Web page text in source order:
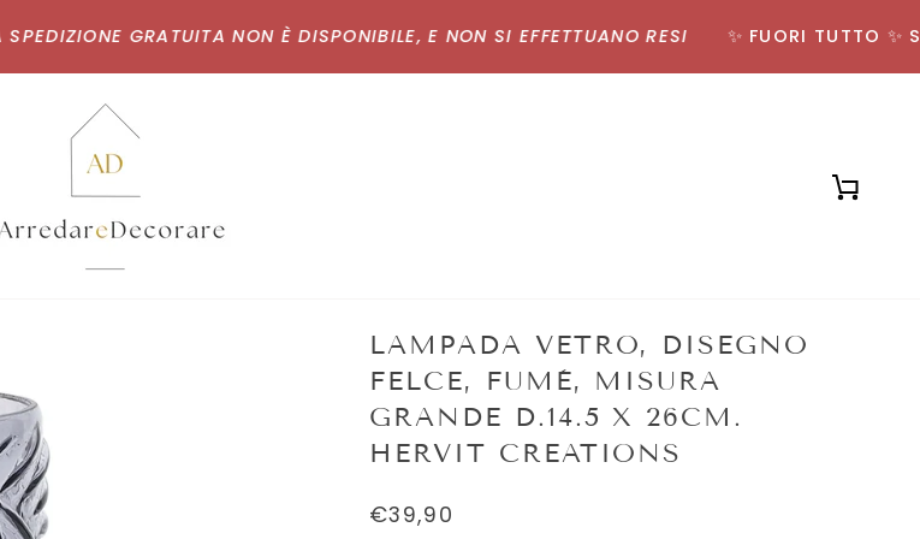
GRATUITA NON È DISPONIBILE, E NON SI EFFETTUANO RESI ✨ FUORI TUTTO ✨
LAMPADA VETRO, DISEGNO
FELCE, FUMÈ, MISURA
GRANDE D.14.5 X 26CM.
HERVIT CREATIONS
€39,90